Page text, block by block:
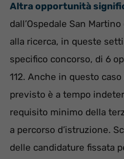
Altra opportunità
dall’Ospedale San
alla ricerca, in queste
specifico concorso, di 6
112. Anche in questo
previsto è a tempo
requisito minimo della
a percorso d’istruzione.
delle candidature fissata